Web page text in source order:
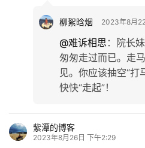
柳絮晗烟 2023年8月
@难诉相思 ： 院长
匆匆走过而已。走
见。你应该抽空“打
快快“走起”！
紫潭的博客
2023年8月26日 下午2:29